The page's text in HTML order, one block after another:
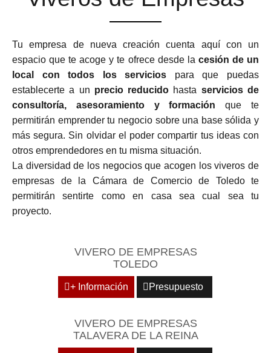
Tu empresa de nueva creación cuenta aquí con un
espacio que te acoge y te ofrece desde la cesión de un
local con todos los servicios para que puedas
establecerte a un precio reducido hasta servicios de
consultoría, asesoramiento y formación que te
permitirán emprender tu negocio sobre una base sólida y
más segura. Sin olvidar el poder compartir tus ideas con
otros emprendedores en tu misma situación.
La diversidad de los negocios que acogen los viveros de
empresas de la Cámara de Comercio de Toledo te
permitirán sentirte como en casa sea cual sea tu
proyecto.
VIVERO DE EMPRESAS
TOLEDO
+ Información Presupuesto
VIVERO DE EMPRESAS
TALAVERA DE LA REINA